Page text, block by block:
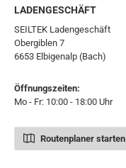
LADENGESCHÄFT
SEILTEK Ladengeschäft
Obergiblen 7
6653 Elbigenalp (Bach)
Öffnungszeiten:
Mo - Fr: 10:00 - 18:00 Uhr
Routenplaner starten